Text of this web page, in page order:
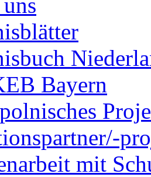
Bayern
mit